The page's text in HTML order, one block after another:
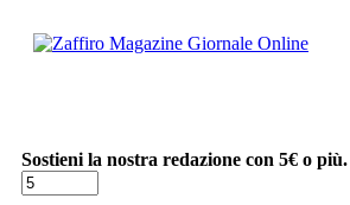
Sostieni la nostra redazione con 5€ o